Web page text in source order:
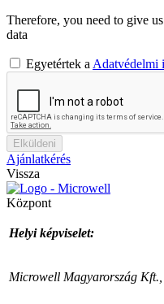
Therefore, you need to give
data
Egyetértek a Adatvédelmi
Elküldeni
Ajánlatkérés
Vissza
Központ
Helyi képviselet:
Microwell Magyarország Kft.,